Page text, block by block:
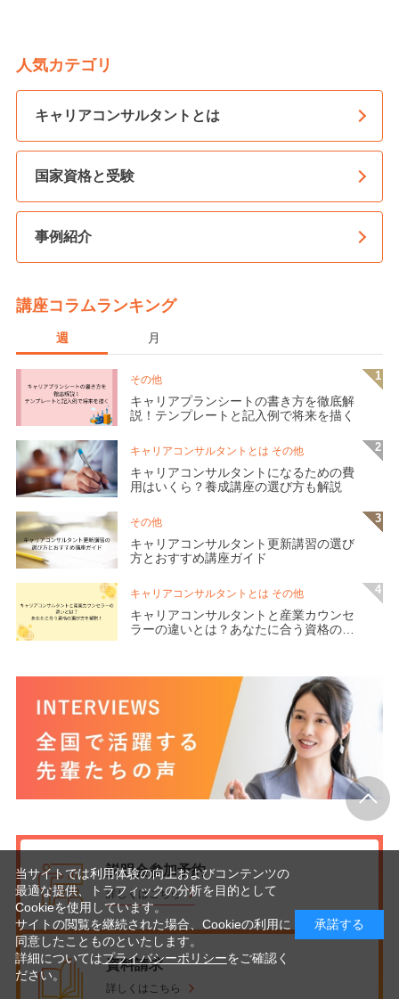
人気カテゴリ
キャリアコンサルタントとは
国家資格と受験
事例紹介
講座コラムランキング
週 月
その他
キャリアプランシートの書き方を徹底解
説！テンプレートと記入例で将来を描く
キャリアコンサルタントとは その他
キャリアコンサルタントになるための費
用はいくら？養成講座の選び方も解説
その他
キャリアコンサルタント更新講習の選び
方とおすすめ講座ガイド
キャリアコンサルタントとは その他
キャリアコンサルタントと産業カウンセ
ラーの違いとは？あなたに合う資格の選
説明会参加予約
詳しくはこちら
資料請求
詳しくはこちら
当サイトでは利用体験の向上およびコンテンツの
最適な提供、トラフィックの分析を目的として
Cookieを使用しています。
サイトの閲覧を継続された場合、Cookieの利用に
同意したことものといたします。
詳細についてはプライバシーポリシーをご確認く
ださい。
承諾する